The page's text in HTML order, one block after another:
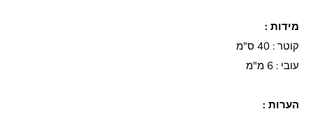
מידות :
קוטר : 40 ס"מ
עובי : 6 מ"מ
הערות :